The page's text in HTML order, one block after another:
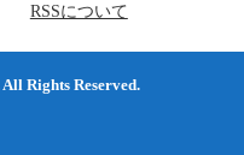
RSSについて
Rights Reserved.